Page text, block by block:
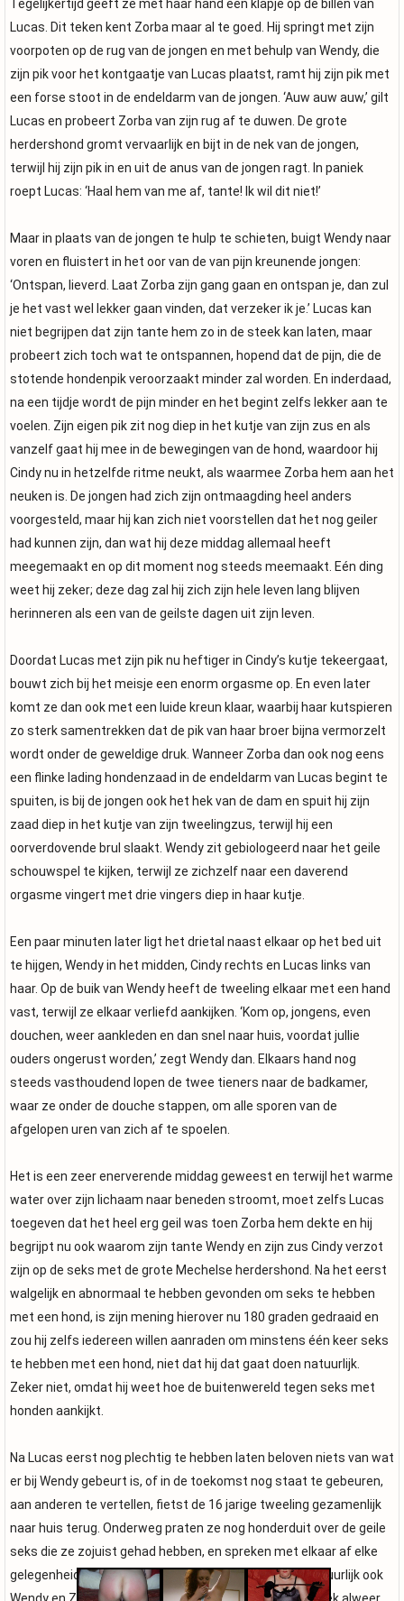
Tegelijkertijd geeft ze met haar hand een klapje op de billen van
Lucas. Dit teken kent Zorba maar al te goed. Hij springt met zijn
voorpoten op de rug van de jongen en met behulp van Wendy, die
zijn pik voor het kontgaatje van Lucas plaatst, ramt hij zijn pik met
een forse stoot in de endeldarm van de jongen. ‘Auw auw auw,’ gilt
Lucas en probeert Zorba van zijn rug af te duwen. De grote
herdershond gromt vervaarlijk en bijt in de nek van de jongen,
terwijl hij zijn pik in en uit de anus van de jongen ragt. In paniek
roept Lucas: ‘Haal hem van me af, tante! Ik wil dit niet!’
Maar in plaats van de jongen te hulp te schieten, buigt Wendy naar
voren en fluistert in het oor van de van pijn kreunende jongen:
‘Ontspan, lieverd. Laat Zorba zijn gang gaan en ontspan je, dan zul
je het vast wel lekker gaan vinden, dat verzeker ik je.’ Lucas kan
niet begrijpen dat zijn tante hem zo in de steek kan laten, maar
probeert zich toch wat te ontspannen, hopend dat de pijn, die de
stotende hondenpik veroorzaakt minder zal worden. En inderdaad,
na een tijdje wordt de pijn minder en het begint zelfs lekker aan te
voelen. Zijn eigen pik zit nog diep in het kutje van zijn zus en als
vanzelf gaat hij mee in de bewegingen van de hond, waardoor hij
Cindy nu in hetzelfde ritme neukt, als waarmee Zorba hem aan het
neuken is. De jongen had zich zijn ontmaagding heel anders
voorgesteld, maar hij kan zich niet voorstellen dat het nog geiler
had kunnen zijn, dan wat hij deze middag allemaal heeft
meegemaakt en op dit moment nog steeds meemaakt. Eén ding
weet hij zeker; deze dag zal hij zich zijn hele leven lang blijven
herinneren als een van de geilste dagen uit zijn leven.
Doordat Lucas met zijn pik nu heftiger in Cindy’s kutje tekeergaat,
bouwt zich bij het meisje een enorm orgasme op. En even later
komt ze dan ook met een luide kreun klaar, waarbij haar kutspieren
zo sterk samentrekken dat de pik van haar broer bijna vermorzelt
wordt onder de geweldige druk. Wanneer Zorba dan ook nog eens
een flinke lading hondenzaad in de endeldarm van Lucas begint te
spuiten, is bij de jongen ook het hek van de dam en spuit hij zijn
zaad diep in het kutje van zijn tweelingzus, terwijl hij een
oorverdovende brul slaakt. Wendy zit gebiologeerd naar het geile
schouwspel te kijken, terwijl ze zichzelf naar een daverend
orgasme vingert met drie vingers diep in haar kutje.
Een paar minuten later ligt het drietal naast elkaar op het bed uit
te hijgen, Wendy in het midden, Cindy rechts en Lucas links van
haar. Op de buik van Wendy heeft de tweeling elkaar met een hand
vast, terwijl ze elkaar verliefd aankijken. ‘Kom op, jongens, even
douchen, weer aankleden en dan snel naar huis, voordat jullie
ouders ongerust worden,’ zegt Wendy dan. Elkaars hand nog
steeds vasthoudend lopen de twee tieners naar de badkamer,
waar ze onder de douche stappen, om alle sporen van de
afgelopen uren van zich af te spoelen.
Het is een zeer enerverende middag geweest en terwijl het warme
water over zijn lichaam naar beneden stroomt, moet zelfs Lucas
toegeven dat het heel erg geil was toen Zorba hem dekte en hij
begrijpt nu ook waarom zijn tante Wendy en zijn zus Cindy verzot
zijn op de seks met de grote Mechelse herdershond. Na het eerst
walgelijk en abnormaal te hebben gevonden om seks te hebben
met een hond, is zijn mening hierover nu 180 graden gedraaid en
zou hij zelfs iedereen willen aanraden om minstens één keer seks
te hebben met een hond, niet dat hij dat gaat doen natuurlijk.
Zeker niet, omdat hij weet hoe de buitenwereld tegen seks met
honden aankijkt.
Na Lucas eerst nog plechtig te hebben laten beloven niets van wat
er bij Wendy gebeurt is, of in de toekomst nog staat te gebeuren,
aan anderen te vertellen, fietst de 16 jarige tweeling gezamenlijk
naar huis terug. Onderweg praten ze nog honderduit over de geile
seks die ze zojuist gehad hebben, en spreken met elkaar af elke
gelegenheid aan te zullen grijpen om met elkaar, en natuurlijk ook